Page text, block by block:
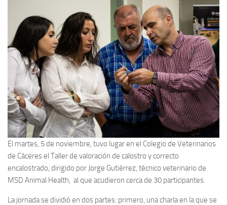
El martes, 5 de noviembre, tuvo lugar en el Colegio de Veterinarios
de Cáceres el Taller de valoración de calostro y correcto
encalostrado, dirigido por Jorge Gutiérrez, técnico veterinario de
MSD Animal Health, al que acudieron cerca de 30 participantes.
La jornada se dividió en dos partes: primero, una charla en la que se